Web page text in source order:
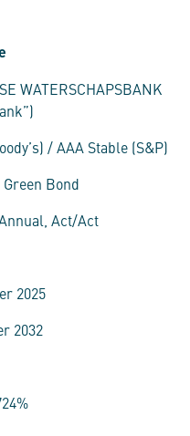
WATERSCHAPSBANK
/ AAA Stable (S&P)
Bond
Act/Act
2025
2032